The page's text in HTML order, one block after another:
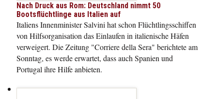
Nach Druck aus Rom: Deutschland nimmt 50
Bootsflüchtlinge aus Italien auf
Italiens Innenminister Salvini hat schon Flüchtlingsschiffen
von Hilfsorganisation das Einlaufen in italienische Häfen
verweigert. Die Zeitung "Corriere della Sera" berichtete am
Sonntag, es werde erwartet, dass auch Spanien und
Portugal ihre Hilfe anbieten.